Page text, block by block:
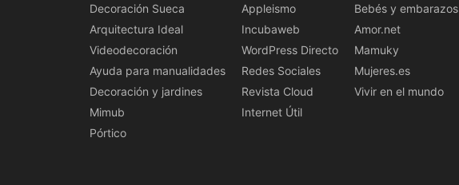
Decoración Sueca
Arquitectura Ideal
Videodecoración
Ayuda para manualidades
Decoración y jardines
Mimub
Pórtico
Appleismo
Incubaweb
WordPress Directo
Redes Sociales
Revista Cloud
Internet Útil
Bebés y embarazos
Amor.net
Mamuky
Mujeres.es
Vivir en el mundo